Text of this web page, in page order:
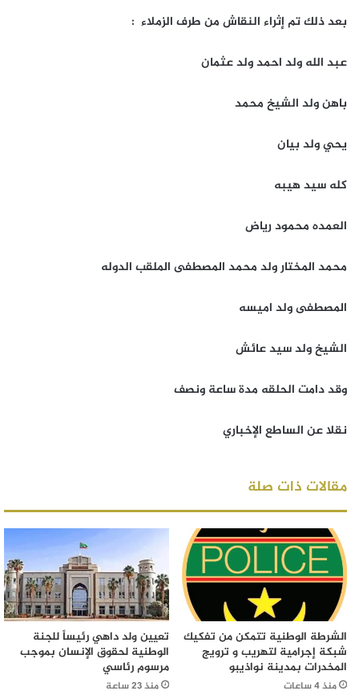
بعد ذلك تم إثراء النقاش من طرف الزملاء :
عبد الله ولد احمد ولد عثمان
باهن ولد الشيخ محمد
يحي ولد بيان
كله سيد هيبه
العمده محمود رياض
محمد المختار ولد محمد المصطفى الملقب الدوله
المصطفى ولد اميسه
الشيخ ولد سيد عائش
وقد دامت الحلقه مدة ساعة ونصف
نقلا عن الساطع الإخباري
مقالات ذات صلة
الشرطة الوطنية تتمكن من تفكيك
شبكة إجرامية لتهريب و ترويج
المخدرات بمدينة نواذيبو
منذ 4 ساعات
تعيين ولد داهي رئيساً للجنة
الوطنية لحقوق الإنسان بموجب
مرسوم رئاسي
منذ 23 ساعة